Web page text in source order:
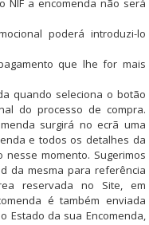
NIF a encomenda não será
poderá introduzi-lo
que lhe for mais
quando seleciona o botão
do processo de compra.
surgirá no ecrã uma
e todos os detalhes da
momento. Sugerimos
da mesma para referência
reservada no Site, em
é também enviada
Estado da sua Encomenda,